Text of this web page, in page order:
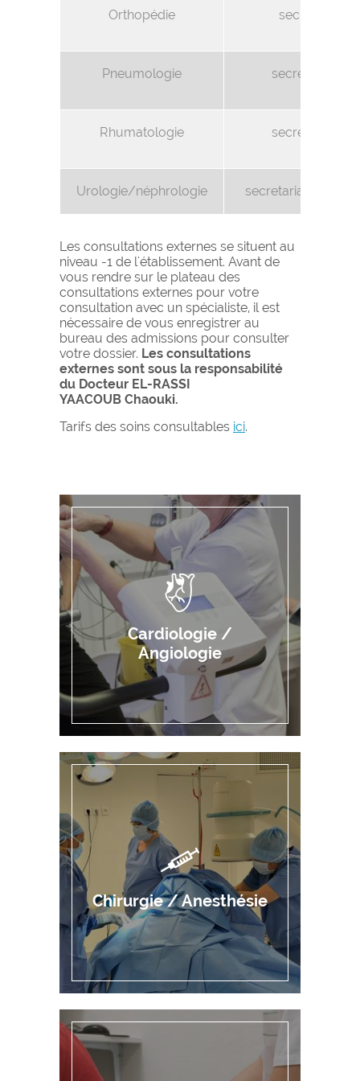
Orthopédie
Pneumologie
Rhumatologie
Urologie/néphrologie
Les consultations externes se situent au
niveau -1 de l'établissement. Avant de
vous rendre sur le plateau des
consultations externes pour votre
consultation avec un spécialiste, il est
nécessaire de vous enregistrer au
bureau des admissions pour consulter
votre dossier. Les consultations
externes sont sous la responsabilité
du Docteur EL-RASSI
YAACOUB Chaouki.
Tarifs des soins consultables ici.
Cardiologie /
Angiologie
Chirurgie / Anesthésie